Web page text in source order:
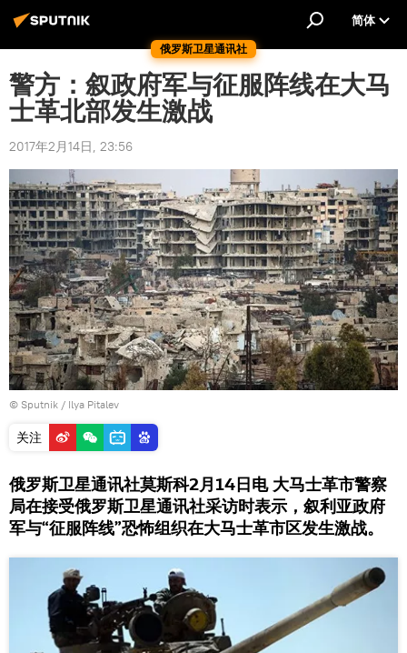
俄罗斯卫星通讯社
简体
警方：叙政府军与征服阵线在大马
士革北部发生激战
2017年2月14日, 23:56
© Sputnik / Ilya Pitalev
关注
俄罗斯卫星通讯社莫斯科2月14日电 大马士革市警察
局在接受俄罗斯卫星通讯社采访时表示，叙利亚政府
军与“征服阵线”恐怖组织在大马士革市区发生激战。